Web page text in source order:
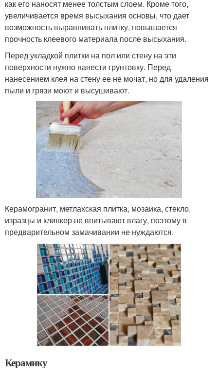
как его наносят менее толстым слоем. Кроме того,
увеличивается время высыхания основы, что дает
возможность выравнивать плитку, повышается
прочность клеевого материала после высыхания.
Перед укладкой плитки на пол или стену на эти
поверхности нужно нанести грунтовку. Перед
нанесением клея на стену ее не мочат, но для удаления
пыли и грязи моют и высушивают.
Керамогранит, метлахская плитка, мозаика, стекло,
изразцы и клинкер не впитывают влагу, поэтому в
предварительном замачивании не нуждаются.
Керамику